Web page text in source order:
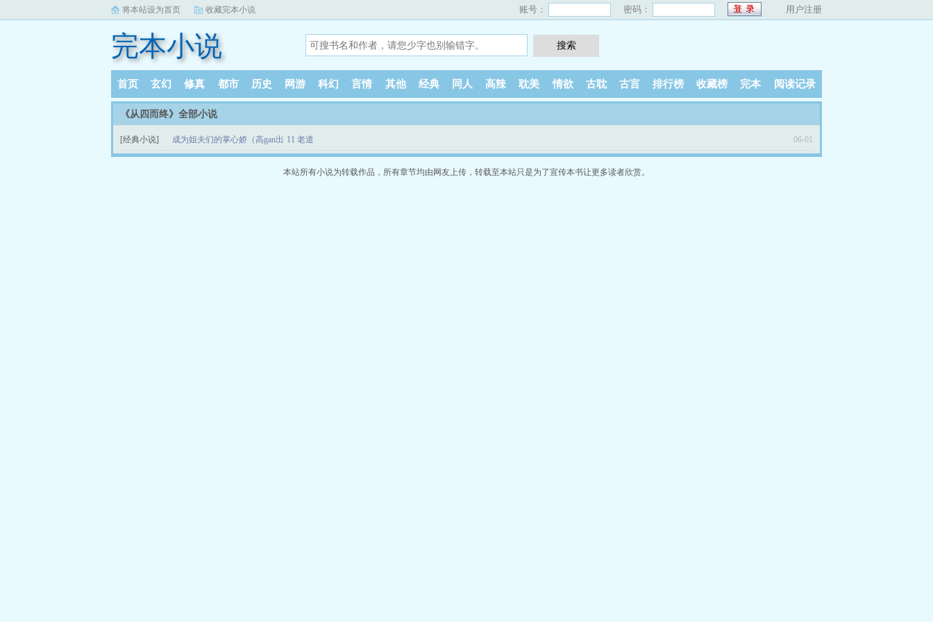
将本站设为首页 收藏完本小说 账号： 密码： 用户注册
完本小说
首页 玄幻 修真 都市 历史 网游 科幻 言情 其他 经典 同人 高辣 耽美 情欲 古耽 古言 排行榜 收藏榜 完本 阅读记录
《从四而终》全部小说
[经典小说] 成为姐夫们的掌心娇（高gan出 11 老道 06-01
本站所有小说为转载作品，所有章节均由网友上传，转载至本站只是为了宣传本书让更多读者欣赏。